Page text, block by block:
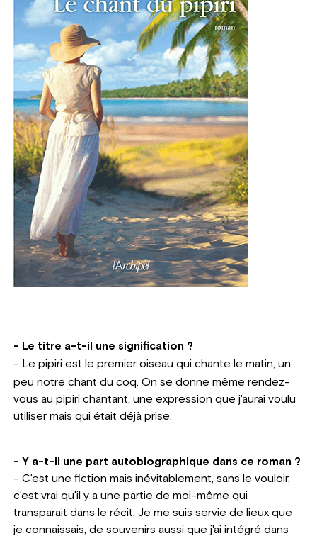
- Le titre a-t-il une signification ?
- Le pipiri est le premier oiseau qui chante le matin, un
peu notre chant du coq. On se donne même rendez-
vous au pipiri chantant, une expression que j'aurai voulu
utiliser mais qui était déjà prise.
- Y a-t-il une part autobiographique dans ce roman ?
- C'est une fiction mais inévitablement, sans le vouloir,
c'est vrai qu'il y a une partie de moi-même qui
transparait dans le récit. Je me suis servie de lieux que
je connaissais, de souvenirs aussi que j'ai intégré dans